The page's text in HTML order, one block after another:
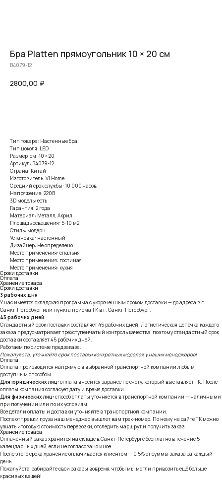
Бра Platten прямоугольник 10 × 20 см
B4079-12
2800,00 ₽
Тип товара: Настенные бра
Тип цоколя: LED
Размер, см: 10 × 20
Артикул: B4079-12
Страна: Китай
Изготовитель: VI Home
Средний срок службы: 10 000 часов
Напряжение: 220В
3D модель: есть
Гарантия: 2 года
Материал: Металл, Акрил
Площадь освещения: 5-10 м2
Стиль: модерн
Установка: настенный
Дизайнер: Не определено
Место применения: спальня
Место применения: гостиная
Место применения: кухня
Сроки доставки
Оплата
Хранение товара
Сроки доставки
3 рабочих дня
У нас имеется складская программа с укороченным сроком доставки — до адреса в г.
Санкт-Петербург или пункта приёма ТК в г. Санкт-Петербург.
45 рабочих дней
Стандартный срок поставки составляет 45 рабочих дней. Логистическая цепочка каждого
заказа предусматривает трёхступенчатый контроль качества, поэтому стандартный срок
доставки составляет 45 рабочих дней.
Работаем по системе предзаказа.
Пожалуйста, уточняйте срок поставки конкретных моделей у наших менеджеров!
Оплата
Оплата производится напрямую в выбранной транспортной компании любым
доступным способом.
Для юридических лиц: оплата вносится заранее по счёту, который выставляет ТК. После
оплаты компания согласует дату и время доставки.
Для физических лиц: способ оплаты уточняется в транспортной компании — наличными
при получении или по их условиям.
Все детали оплаты и доставки уточняйте в транспортной компании.
После отправки груза наш менеджер вышлет вам трек-номер. По нему на сайте ТК можно
узнать итоговую стоимость перевозки, отследить маршрут и получить заказ.
Хранение товара
Оплаченный заказ хранится на складе в Санкт-Петербурге бесплатно в течение 5
календарных дней, если не согласовано иное.
После этого срока хранение оплачивается клиентом — 0,5% от суммы заказа за каждый
день.
Пожалуйста, забирайте свои заказы вовремя, чтобы мы могли привозить ещё больше
красивых вещей!